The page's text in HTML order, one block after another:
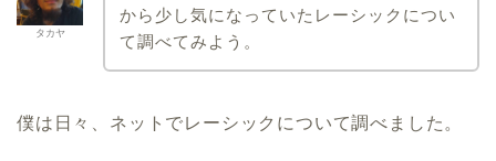
タカヤ
から少し気になっていたレーシックについ
て調べてみよう。
僕は日々、ネットでレーシックについて調べました。